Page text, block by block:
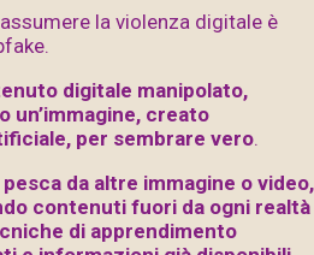
la violenza digitale è
digitale manipolato,
un’immagine, creato
per sembrare vero.
da altre immagine o video,
contenuti fuori da ogni realtà
di apprendimento